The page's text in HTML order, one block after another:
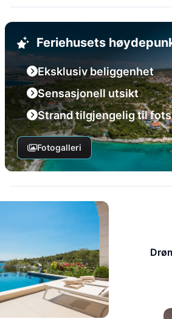
Feriehusets
Eksklusiv beliggenhet
Sensasjonell utsikt
Strand tilgjengelig til fots
Fotogalleri